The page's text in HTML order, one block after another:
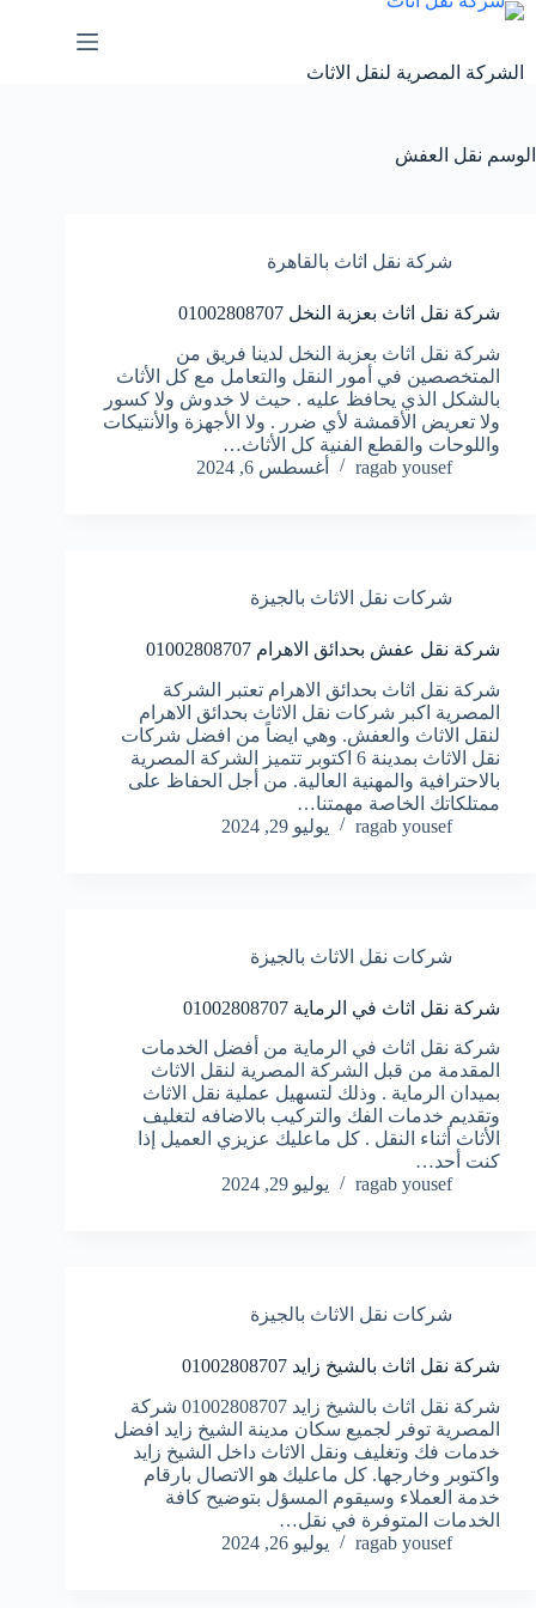
التجاوز
الشركة المصرية لنقل الاثاث
الوسم نقل العفش
شركة نقل اثاث بالقاهرة
شركة نقل اثاث بعزبة النخل 01002808707
شركة نقل اثاث بعزبة النخل لدينا فريق من
المتخصصين في أمور النقل والتعامل مع كل الأثاث
بالشكل الذي يحافظ عليه . حيث لا خدوش ولا كسور
ولا تعريض الأقمشة لأي ضرر . ولا الأجهزة والأنتيكات
واللوحات والقطع الفنية كل الأثاث…
ragab yousef
أغسطس 6, 2024
شركات نقل الاثاث بالجيزة
شركة نقل عفش بحدائق الاهرام 01002808707
شركة نقل اثاث بحدائق الاهرام تعتبر الشركة
المصرية اكبر شركات نقل الاثاث بحدائق الاهرام
لنقل الاثاث والعفش. وهي ايضاً من افضل شركات
نقل الاثاث بمدينة 6 اكتوبر تتميز الشركة المصرية
بالاحترافية والمهنية العالية. من أجل الحفاظ على
ممتلكاتك الخاصة مهمتنا…
ragab yousef
يوليو 29, 2024
شركات نقل الاثاث بالجيزة
شركة نقل اثاث في الرماية 01002808707
شركة نقل اثاث في الرماية من أفضل الخدمات
المقدمة من قبل الشركة المصرية لنقل الاثاث
بميدان الرماية . وذلك لتسهيل عملية نقل الاثاث
وتقديم خدمات الفك والتركيب بالاضافه لتغليف
الأثاث أثناء النقل . كل ماعليك عزيزي العميل إذا
كنت أحد…
ragab yousef
يوليو 29, 2024
شركات نقل الاثاث بالجيزة
شركة نقل اثاث بالشيخ زايد 01002808707
شركة نقل اثاث بالشيخ زايد 01002808707 شركة
المصرية توفر لجميع سكان مدينة الشيخ زايد افضل
خدمات فك وتغليف ونقل الاثاث داخل الشيخ زايد
واكتوبر وخارجها. كل ماعليك هو الاتصال بارقام
خدمة العملاء وسيقوم المسؤل بتوضيح كافة
الخدمات المتوفرة في نقل…
ragab yousef
يوليو 26, 2024